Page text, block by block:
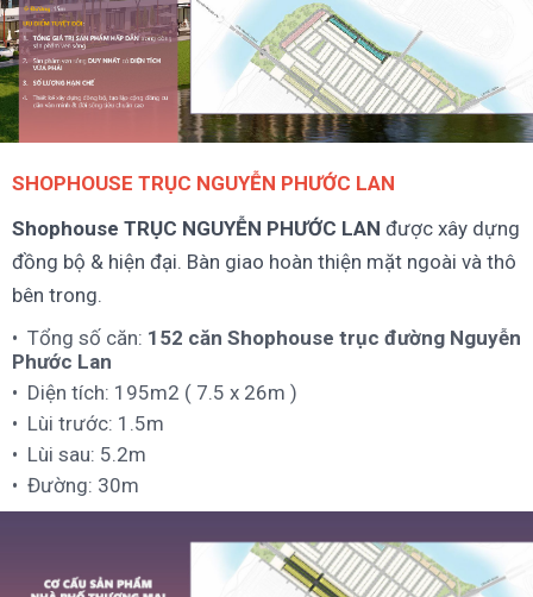
SHOPHOUSE TRỤC NGUYỄN PHƯỚC LAN
Shophouse TRỤC NGUYỄN PHƯỚC LAN được xây dựng
đồng bộ & hiện đại. Bàn giao hoàn thiện mặt ngoài và thô
bên trong.
Tổng số căn: 152 căn Shophouse trục đường Nguyễn
Phước Lan
Diện tích: 195m2 ( 7.5 x 26m )
Lùi trước: 1.5m
Lùi sau: 5.2m
Đường: 30m